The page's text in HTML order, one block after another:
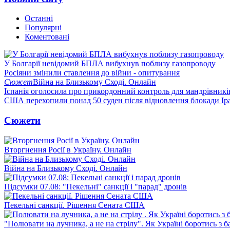
Останні
Популярні
Коментовані
У Болгарії невідомий БПЛА вибухнув поблизу газопроводу
Росіяни змінили ставлення до війни - опитування
СюжетВійна на Близькому Сході. Онлайн
Іспанія оголосила про прикордонний контроль для мандрівників
США перехопили понад 50 суден після відновлення блокади
Сюжети
Вторгнення Росії в Україну. Онлайн
Війна на Близькому Сході. Онлайн
Підсумки 07.08: "Пекельні" санкції і "парад" дронів
Пекельні санкції. Рішення Сената США
"Полювати на лучника, а не на стрілу". Як Україні боротись з